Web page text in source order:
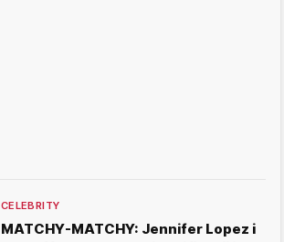
CELEBRITY
MATCHY-MATCHY: Jennifer Lopez i